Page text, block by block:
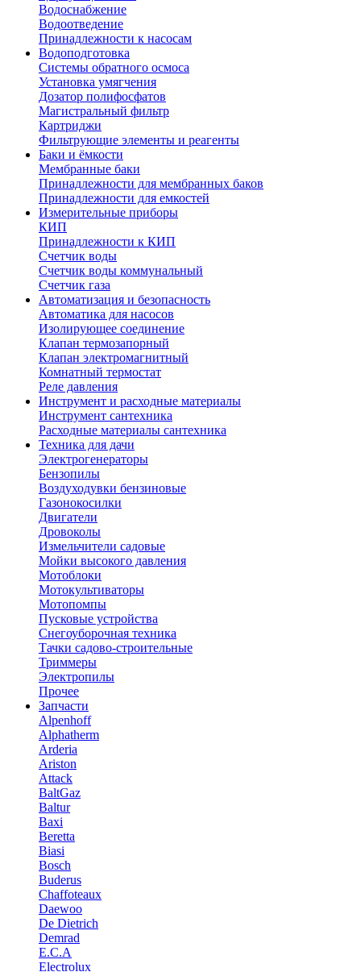
Водоснабжение
Водоотведение
Принадлежности к насосам
Водоподготовка
Системы обратного осмоса
Установка умягчения
Дозатор полифосфатов
Магистральный фильтр
Картриджи
Фильтрующие элементы и реагенты
Баки и ёмкости
Мембранные баки
Принадлежности для мембранных баков
Принадлежности для емкостей
Измерительные приборы
КИП
Принадлежности к КИП
Счетчик воды
Счетчик воды коммунальный
Счетчик газа
Автоматизация и безопасность
Автоматика для насосов
Изолирующее соединение
Клапан термозапорный
Клапан электромагнитный
Комнатный термостат
Реле давления
Инструмент и расходные материалы
Инструмент сантехника
Расходные материалы сантехника
Техника для дачи
Электрогенераторы
Бензопилы
Воздуходувки бензиновые
Газонокосилки
Двигатели
Дровоколы
Измельчители садовые
Мойки высокого давления
Мотоблоки
Мотокультиваторы
Мотопомпы
Пусковые устройства
Снегоуборочная техника
Тачки садово-строительные
Триммеры
Электропилы
Прочее
Запчасти
Alpenhoff
Alphatherm
Arderia
Ariston
Attack
BaltGaz
Baltur
Baxi
Beretta
Biasi
Bosch
Buderus
Chaffoteaux
Daewoo
De Dietrich
Demrad
E.C.A
Electrolux